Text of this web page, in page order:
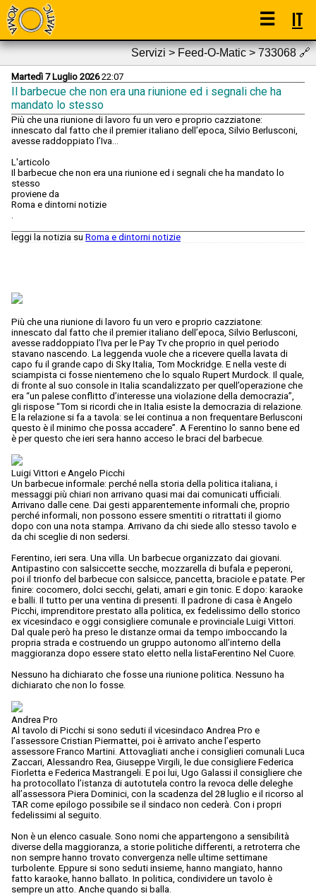
☰ IT
Servizi > Feed-O-Matic > 733068🔗
Martedì 7 Luglio 202622:07
Il barbecue che non era una riunione ed i segnali che ha
mandato lo stesso
Più che una riunione di lavoro fu un vero e proprio cazziatone:
innescato dal fatto che il premier italiano dell’epoca, Silvio Berlusconi,
avesse raddoppiato l’Iva...
L'articolo
Il barbecue che non era una riunione ed i segnali che ha mandato lo
stesso
proviene da
Roma e dintorni notizie
.
leggi la notizia su Roma e dintorni notizie
Più che una riunione di lavoro fu un vero e proprio cazziatone:
innescato dal fatto che il premier italiano dell’epoca, Silvio Berlusconi,
avesse raddoppiato l’Iva per le Pay Tv che proprio in quel periodo
stavano nascendo. La leggenda vuole che a ricevere quella lavata di
capo fu il grande capo di Sky Italia, Tom Mockridge. E nella veste di
sciampista ci fosse nientemeno che lo squalo Rupert Murdock. Il quale,
di fronte al suo console in Italia scandalizzato per quell’operazione che
era “un palese conflitto d’interesse una violazione della democrazia”,
gli rispose “Tom si ricordi che in Italia esiste la democrazia di relazione.
E la relazione si fa a tavola: se lei continua a non frequentare Berlusconi
questo è il minimo che possa accadere”. A Ferentino lo sanno bene ed
è per questo che ieri sera hanno acceso le braci del barbecue.
Luigi Vittori e Angelo Picchi
Un barbecue informale: perché nella storia della politica italiana, i
messaggi più chiari non arrivano quasi mai dai comunicati ufficiali.
Arrivano dalle cene. Dai gesti apparentemente informali che, proprio
perché informali, non possono essere smentiti o ritrattati il giorno
dopo con una nota stampa. Arrivano da chi siede allo stesso tavolo e
da chi sceglie di non sedersi.
Ferentino, ieri sera. Una villa. Un barbecue organizzato dai giovani.
Antipastino con salsiccette secche, mozzarella di bufala e peperoni,
poi il trionfo del barbecue con salsicce, pancetta, braciole e patate. Per
finire: cocomero, dolci secchi, gelati, amari e gin tonic. E dopo: karaoke
e balli. Il tutto per una ventina di presenti. Il padrone di casa è Angelo
Picchi, imprenditore prestato alla politica, ex fedelissimo dello storico
ex vicesindaco e oggi consigliere comunale e provinciale Luigi Vittori.
Dal quale però ha preso le distanze ormai da tempo imboccando la
propria strada e costruendo un gruppo autonomo all’interno della
maggioranza dopo essere stato eletto nella listaFerentino Nel Cuore.
Nessuno ha dichiarato che fosse una riunione politica. Nessuno ha
dichiarato che non lo fosse.
Andrea Pro
Al tavolo di Picchi si sono seduti il vicesindaco Andrea Pro e
l’assessore Cristian Piermattei, poi è arrivato anche l’esperto
assessore Franco Martini. Attovagliati anche i consiglieri comunali Luca
Zaccari, Alessandro Rea, Giuseppe Virgili, le due consigliere Federica
Fiorletta e Federica Mastrangeli. E poi lui, Ugo Galassi il consigliere che
ha protocollato l’istanza di autotutela contro la revoca delle deleghe
all’assessora Piera Dominici, con la scadenza del 28 luglio e il ricorso al
TAR come epilogo possibile se il sindaco non cederà. Con i propri
fedelissimi al seguito.
Non è un elenco casuale. Sono nomi che appartengono a sensibilità
diverse della maggioranza, a storie politiche differenti, a retroterra che
non sempre hanno trovato convergenza nelle ultime settimane
turbolente. Eppure si sono seduti insieme, hanno mangiato, hanno
fatto karaoke, hanno ballato. In politica, condividere un tavolo è
sempre un atto. Anche quando si balla.